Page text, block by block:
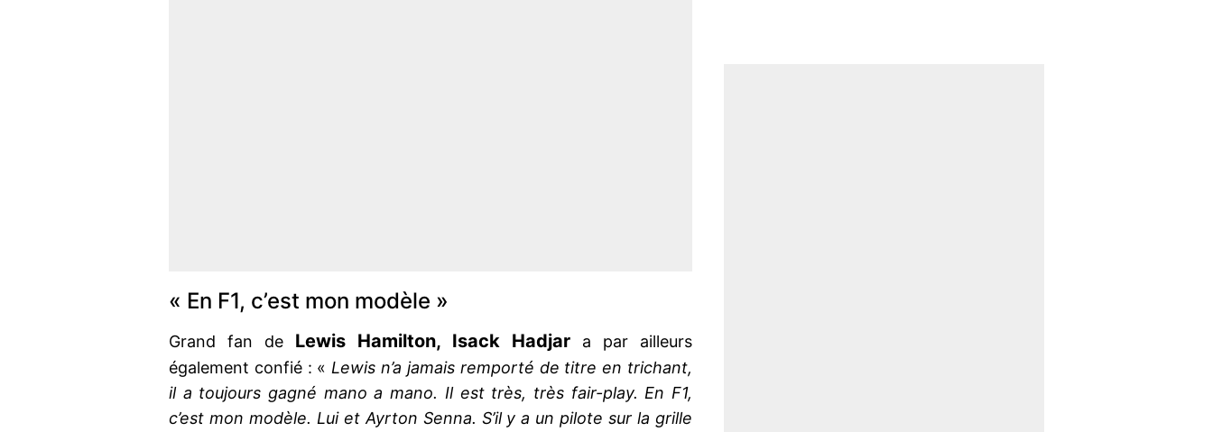
« En F1, c’est mon modèle »
Grand fan de Lewis Hamilton, Isack Hadjar a par ailleurs
également confié : «Lewis n’a jamais remporté de titre en trichant,
il a toujours gagné mano a mano. Il est très, très fair-play. En F1,
c’est mon modèle. Lui et Ayrton Senna. S’il y a un pilote sur la grille